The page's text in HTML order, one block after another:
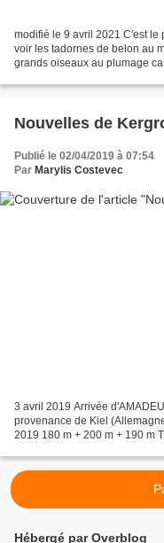
modifié le 9 avril 2021 C'est le
voir les tadornes de belon au
grands oiseaux au plumage
Nouvelles de
Publié le 02/04/2019 à 07:54
Par Marylis Costevec
3 avril 2019 Arrivée
provenance de Kiel
2019 180 m + 200 m + 190 m
Hébergé par Overblog